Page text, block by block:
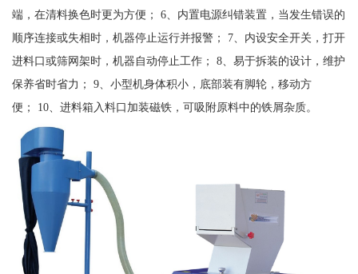
端，在清料换色时更为方便； 6、内置电源纠错装置，当发生错误的
顺序连接或失相时，机器停止运行并报警； 7、内设安全开关，打开
进料口或筛网架时，机器自动停止工作； 8、易于拆装的设计，维护
保养省时省力； 9、小型机身体积小，底部装有脚轮，移动方
便； 10、进料箱入料口加装磁铁，可吸附原料中的铁屑杂质。